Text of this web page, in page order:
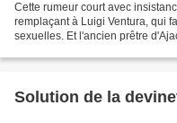
Cette rumeur court avec
remplaçant à Luigi Ventura, qui
sexuelles. Et l'ancien prêtre
Solution de la